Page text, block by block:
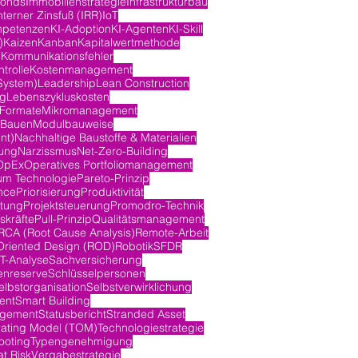
Zinsfuß (IRR)IoT
KI-AdoptionKI-AgentenKI-Skill
KaizenKanbanKapitalwertmethode
Kommunikationsfehler
Kostenmanagement
LeadershipLean Construction
Lebenszykluskosten
Mikromanagement
Modulbauweise
Nachhaltige Baustoffe & Materialien
NarzissmusNet-Zero-Building
Operatives Portfoliomanagement
TechnologiePareto-Prinzip
PriorisierungProduktivität
ProjektsteuerungPromodro-Technik
Pull-PrinzipQualitätsmanagement
(Root Cause Analysis)Remote-Arbeit
Design (ROD)RobotikSFDR
AnalyseSachversicherung
Schlüsselpersonen
Selbstverwirklichung
Smart Building
StatusberichtStranded Asset
Model (TOM)Technologiestrategie
Typengenehmigung
RiskVergabestrategie